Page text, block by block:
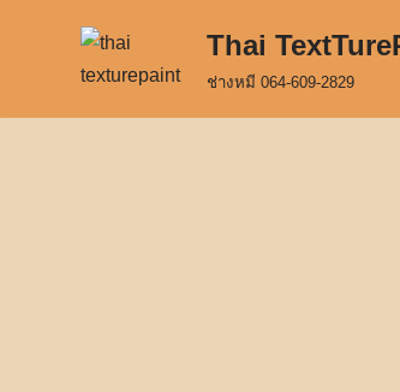
Thai
ช่างหมี 064-609-2829